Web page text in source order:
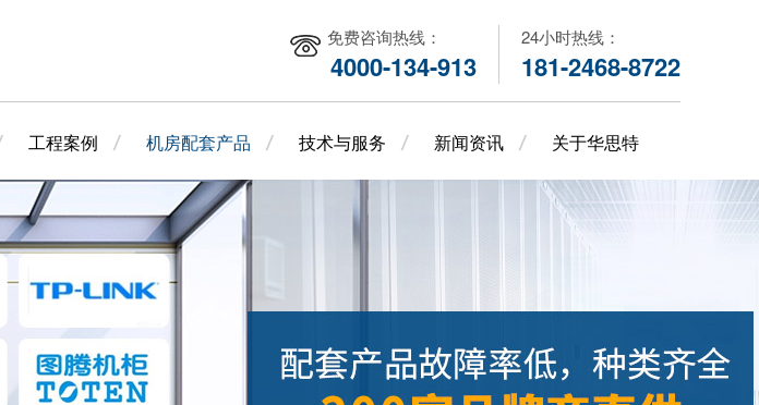
24小时热线：
181-2468-8722
免费咨询热线：
4000-134-913
工程案例 机房配套产品 技术与服务 新闻资讯 关于华思特